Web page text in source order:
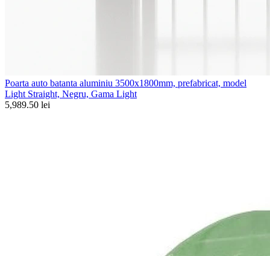
Poarta auto batanta aluminiu 3500x1800mm, prefabricat, model
Light Straight, Negru, Gama Light
5,989.50 lei